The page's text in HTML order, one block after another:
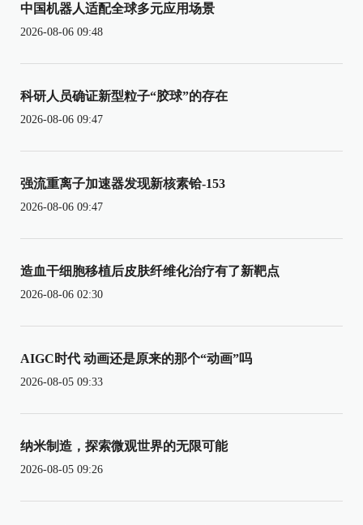
中国机器人适配全球多元应用场景
2026-08-06 09:48
科研人员确证新型粒子“胶球”的存在
2026-08-06 09:47
强流重离子加速器发现新核素铪-153
2026-08-06 09:47
造血干细胞移植后皮肤纤维化治疗有了新靶点
2026-08-06 02:30
AIGC时代 动画还是原来的那个“动画”吗
2026-08-05 09:33
纳米制造，探索微观世界的无限可能
2026-08-05 09:26